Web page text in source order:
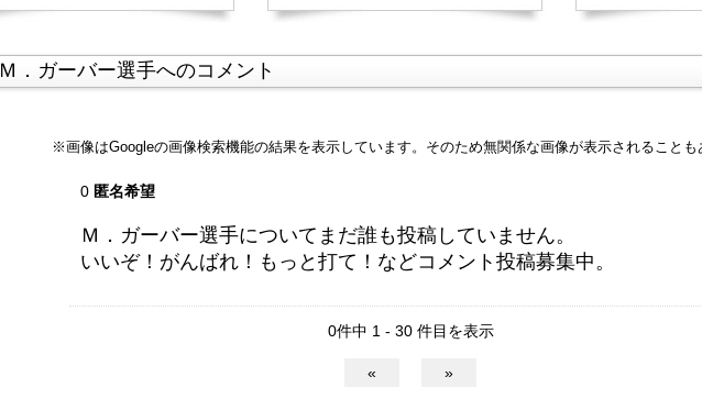
Ｍ．ガーバー選手へのコメント
※画像はGoogleの画像検索機能の結果を表示しています。そのため無関係な画像が表示されることも
0 匿名希望
Ｍ．ガーバー選手についてまだ誰も投稿していません。
いいぞ！がんばれ！もっと打て！などコメント投稿募集中。
0件中 1 - 30 件目を表示
« »